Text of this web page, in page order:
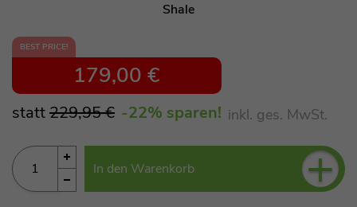
Shale
BEST PRICE!
179,00 €
statt229,95 € -22% sparen! inkl. ges. MwSt.
In den Warenkorb +